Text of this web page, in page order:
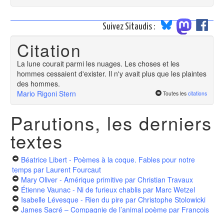
Suivez Sitaudis :
Citation
La lune courait parmi les nuages. Les choses et les
hommes cessaient d'exister. Il n'y avait plus que les plaintes
des hommes.
Mario Rigoni Stern
Toutes les citations
Parutions, les derniers
textes
Béatrice Libert - Poèmes à la coque. Fables pour notre
temps par Laurent Fourcaut
Mary Oliver - Amérique primitive par Christian Travaux
Étienne Vaunac - Ni de furieux chablis par Marc Wetzel
Isabelle Lévesque - Rien du pire par Christophe Stolowicki
James Sacré – Compagnie de l’animal poème par François